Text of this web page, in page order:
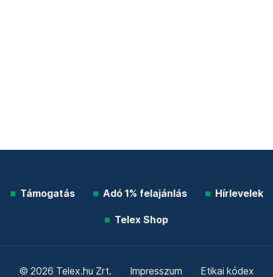
Támogatás Adó 1% felajánlás Hírlevelek
Telex Shop
© 2026 Telex.hu Zrt. Impresszum Etikai kódex